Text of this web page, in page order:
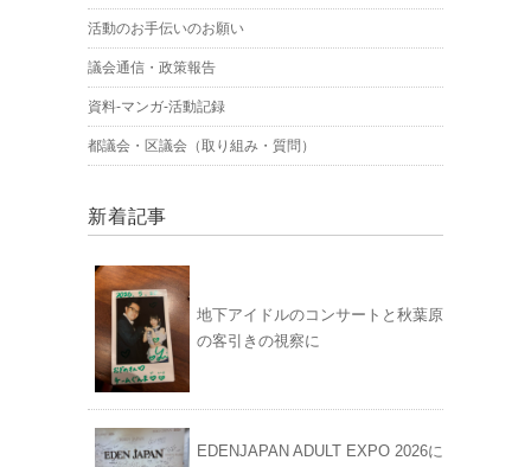
活動のお手伝いのお願い
議会通信・政策報告
資料-マンガ-活動記録
都議会・区議会（取り組み・質問）
新着記事
地下アイドルのコンサートと秋葉原
の客引きの視察に
EDENJAPAN ADULT EXPO 2026に